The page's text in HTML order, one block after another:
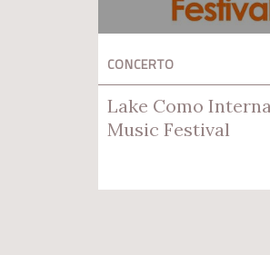
CONCERTO
Lake Como
Music Festival